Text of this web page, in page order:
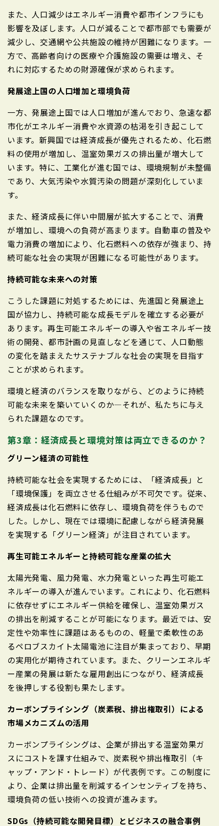
また、人口減少はエネルギー消費や都市インフラにも
影響を及ぼします。人口が減ることで都市部でも需要が
減少し、交通網や公共施設の維持が困難になります。一
方で、高齢者向けの医療や介護施設の需要は増え、そ
れに対応するための財源確保が求められます。
発展途上国の人口増加と環境負荷
一方、発展途上国では人口増加が進んでおり、急速な都
市化がエネルギー消費や水資源の枯渇を引き起こして
います。新興国では経済成長が優先されるため、化石燃
料の使用が増加し、温室効果ガスの排出量が増大して
います。特に、工業化が進む国では、環境規制が未整備
であり、大気汚染や水質汚染の問題が深刻化していま
す。
また、経済成長に伴い中間層が拡大することで、消費
が増加し、環境への負荷が高まります。自動車の普及や
電力消費の増加により、化石燃料への依存が強まり、持
続可能な社会の実現が困難になる可能性があります。
持続可能な未来への対策
こうした課題に対処するためには、先進国と発展途上
国が協力し、持続可能な成長モデルを確立する必要が
あります。再生可能エネルギーの導入や省エネルギー技
術の開発、都市計画の見直しなどを通じて、人口動態
の変化を踏まえたサステナブルな社会の実現を目指す
ことが求められます。
環境と経済のバランスを取りながら、どのように持続
可能な未来を築いていくのか—それが、私たちに与え
られた課題なのです。
第3章：経済成長と環境対策は両立できるのか？
グリーン経済の可能性
持続可能な社会を実現するためには、「経済成長」と
「環境保護」を両立させる仕組みが不可欠です。従来、
経済成長は化石燃料に依存し、環境負荷を伴うもので
した。しかし、現在では環境に配慮しながら経済発展
を実現する「グリーン経済」が注目されています。
再生可能エネルギーと持続可能な産業の拡大
太陽光発電、風力発電、水力発電といった再生可能エ
ネルギーの導入が進んでいます。これにより、化石燃料
に依存せずにエネルギー供給を確保し、温室効果ガス
の排出を削減することが可能になります。最近では、安
定性や効率性に課題はあるものの、軽量で柔軟性のあ
るペロブスカイト太陽電池に注目が集まっており、早期
の実用化が期待されています。また、クリーンエネルギ
ー産業の発展は新たな雇用創出につながり、経済成長
を後押しする役割も果たします。
カーボンプライシング（炭素税、排出権取引）による
市場メカニズムの活用
カーボンプライシングは、企業が排出する温室効果ガ
スにコストを課す仕組みで、炭素税や排出権取引（キ
ャップ・アンド・トレード）が代表例です。この制度に
より、企業は排出量を削減するインセンティブを持ち、
環境負荷の低い技術への投資が進みます。
SDGs（持続可能な開発目標）とビジネスの融合事例